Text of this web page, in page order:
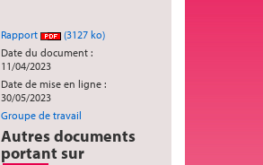
Rapport
(3127 ko)
Date du document :
11/04/2023
Date de mise en ligne :
30/05/2023
Groupe de travail
Autres documents
portant sur